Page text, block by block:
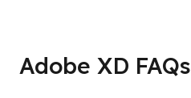
Adobe XD FAQs